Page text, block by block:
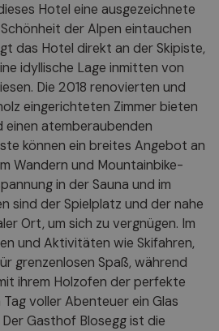
Hotel eine ausgezeichnete
der Alpen eintauchen
das Hotel direkt an der Skipiste,
idyllische Lage inmitten von
Die 2018 renovierten und
eingerichteten Zimmer bieten
atemberaubenden
können ein breites Angebot an
Wandern und Mountainbike-
in der Sauna und im
sind der Spielplatz und der nahe
Ort, um sich zu vergnügen. Im
und Aktivitäten wie Skifahren,
grenzenlosen Spaß, während
ihrem Holzofen der perfekte
voller Abenteuer ein Glas
Gasthof Blosegg ist die